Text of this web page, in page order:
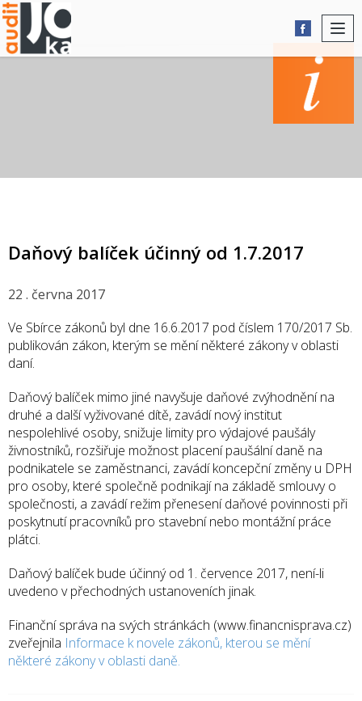
Daňový balíček účinný od 1.7.2017
22 . června 2017
Ve Sbírce zákonů byl dne 16.6.2017 pod číslem 170/2017 Sb.
publikován zákon, kterým se mění některé zákony v oblasti
daní.
Daňový balíček mimo jiné navyšuje daňové zvýhodnění na
druhé a další vyživované dítě, zavádí nový institut
nespolehlivé osoby, snižuje limity pro výdajové paušály
živnostníků, rozšiřuje možnost placení paušální daně na
podnikatele se zaměstnanci, zavádí koncepční změny u DPH
pro osoby, které společně podnikají na základě smlouvy o
společnosti, a zavádí režim přenesení daňové povinnosti při
poskytnutí pracovníků pro stavební nebo montážní práce
plátci.
Daňový balíček bude účinný od 1. července 2017, není-li
uvedeno v přechodných ustanoveních jinak.
Finanční správa na svých stránkách (www.financnisprava.cz)
zveřejnila Informace k novele zákonů, kterou se mění
některé zákony v oblasti daně.